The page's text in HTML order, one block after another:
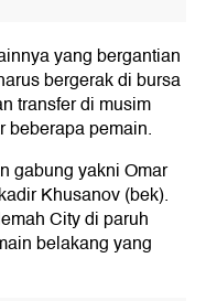
yang bergantian
bergerak di bursa
transfer di musim
beberapa pemain.
gabung yakni Omar
Khusanov (bek).
City di paruh
belakang yang